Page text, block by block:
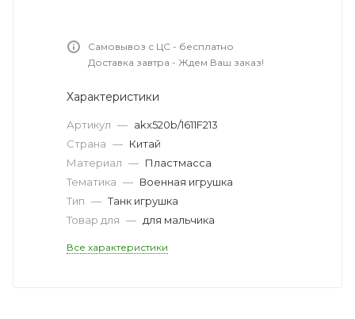
Самовывоз с ЦС - бесплатно
Доставка завтра - Ждем Ваш заказ!
Характеристики
Артикул — akx520b/1611F213
Страна — Китай
Материал — Пластмасса
Тематика — Военная игрушка
Тип — Танк игрушка
Товар для — для мальчика
Все характеристики